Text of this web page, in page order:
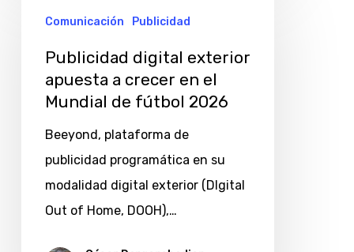
digital
apuesta
Mundial
fútbol
Comunicación Publicidad
Publicidad digital exterior
apuesta a crecer en el
Mundial de fútbol 2026
Beeyond, plataforma de
publicidad programática en su
modalidad digital exterior (DIgital
Out of Home, DOOH),…